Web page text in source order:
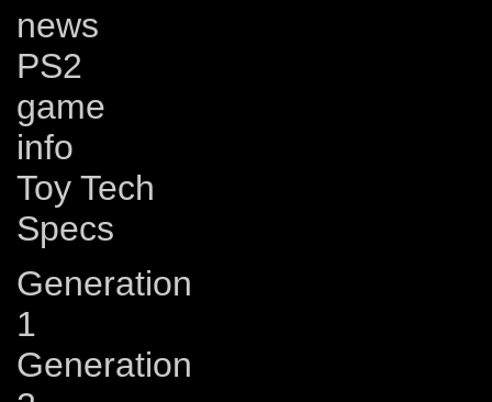
news
PS2
game
info
Toy Tech
Specs
Generation
1
Generation